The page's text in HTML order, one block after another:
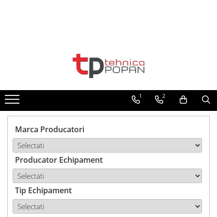
1. Piese & Accesorii Tractoare
1.1. Cabina & Caroserie
1.1.1. Geamuri
1.1.3. Embleme & Abtibilduri
1.1.4. Climatizare si accesorii
1.2. Piese cu Prindere în 3
Puncte si mecanism de ridicare
1.2.1. Prindere in 3 puncte
1 2
Marca Producatori
Producator Echipament
Tip Echipament